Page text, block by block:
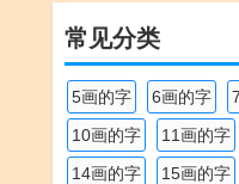
常见分类
5画的字 6画的字
10画的字
11画的字
14画的字
15画的字